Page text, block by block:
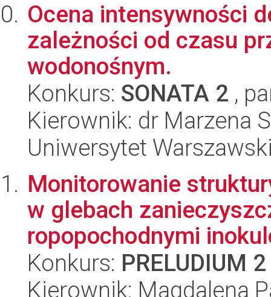
Ocena intensywności
zależności od czasu
wodonośnym.
Konkurs: SONATA 2 ,
Kierownik: dr Marzena
Uniwersytet
Monitorowanie
w glebach
ropopochodnymi
Konkurs: PRELUDIUM 2
Kierownik: Magdalena